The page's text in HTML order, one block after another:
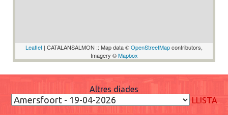
Leaflet | CATALANSALMON :: Map data ©OpenStreetMapcontributors,
Imagery ©Mapbox
Altres diades
LLISTA